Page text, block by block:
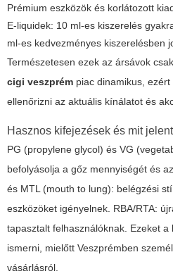
Prémium eszközök és korlátozott
E-liquidek: 10 ml-es kiszerelés
ml-es kedvezményes kiszerelésben
Természetesen ezek az ársávok
cigi veszprém piac dinamikus,
ellenőrizni az aktuális kínálatot és
Hasznos kifejezések és mit
PG (propylene glycol) és VG
befolyásolja a gőz mennyiségét és
és MTL (mouth to lung): belégzési
eszközöket igényelnek. RBA/RTA:
tapasztalt felhasználóknak. Ezeket
ismerni, mielőtt Veszprémben
vásárlásról.